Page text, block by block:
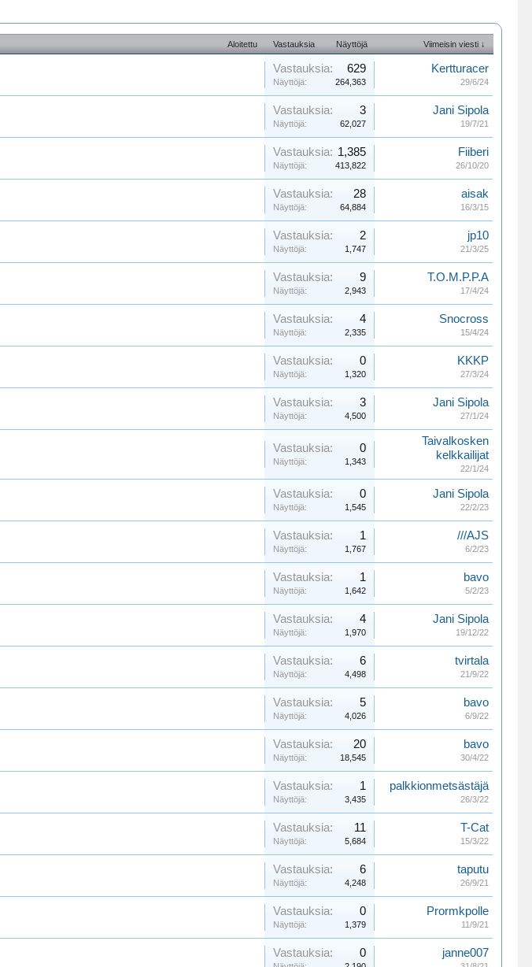
Aloitettu Vastauksia Näyttöjä Viimeisin viesti ↓
Vastauksia: 629
Näyttöjä: 264,363
Kertturacer
29/6/24
Vastauksia: 3
Näyttöjä: 62,027
Jani Sipola
19/7/21
Vastauksia: 1,385
Näyttöjä: 413,822
Fiiberi
26/10/20
Vastauksia: 28
Näyttöjä: 64,884
aisak
16/3/15
Vastauksia: 2
Näyttöjä: 1,747
jp10
21/3/25
Vastauksia: 9
Näyttöjä: 2,943
T.O.M.P.P.A
17/4/24
Vastauksia: 4
Näyttöjä: 2,335
Snocross
15/4/24
Vastauksia: 0
Näyttöjä: 1,320
KKKP
27/3/24
Vastauksia: 3
Näyttöjä: 4,500
Jani Sipola
27/1/24
Vastauksia: 0
Näyttöjä: 1,343
Taivalkosken
kelkkailijat
22/1/24
Vastauksia: 0
Näyttöjä: 1,545
Jani Sipola
22/2/23
Vastauksia: 1
Näyttöjä: 1,767
///AJS
6/2/23
Vastauksia: 1
Näyttöjä: 1,642
bavo
5/2/23
Vastauksia: 4
Näyttöjä: 1,970
Jani Sipola
19/12/22
Vastauksia: 6
Näyttöjä: 4,498
tvirtala
21/9/22
Vastauksia: 5
Näyttöjä: 4,026
bavo
6/9/22
Vastauksia: 20
Näyttöjä: 18,545
bavo
30/4/22
Vastauksia: 1
Näyttöjä: 3,435
palkkionmetsästäjä
26/3/22
Vastauksia: 11
Näyttöjä: 5,684
T-Cat
15/3/22
Vastauksia: 6
Näyttöjä: 4,248
taputu
26/9/21
Vastauksia: 0
Näyttöjä: 1,379
Prormkpolle
11/9/21
Vastauksia: 0 janne007